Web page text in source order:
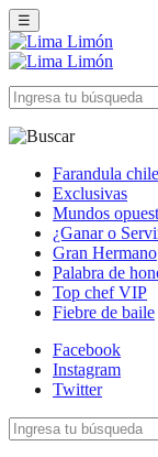
☰
Farandula
Exclusivas
Mundos
¿Ganar o
Gran Hermano
Palabra de
Top chef VIP
Fiebre de baile
Facebook
Instagram
Twitter